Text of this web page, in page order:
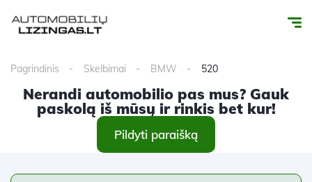
Pagrindinis Skelbimai BMW 520
Nerandi automobilio pas mus? Gauk
paskolą iš mūsų ir rinkis bet kur!
Pildyti paraišką